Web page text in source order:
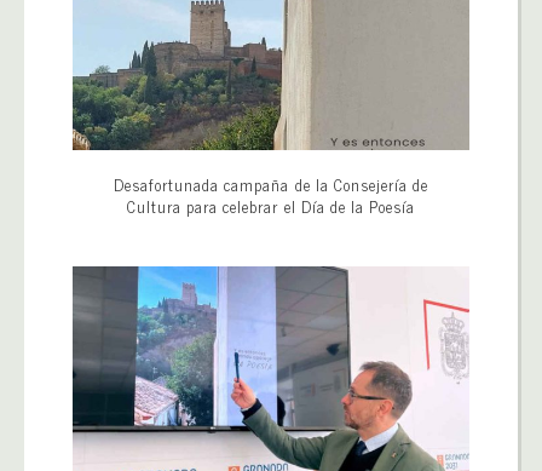
Desafortunada campaña de la Consejería de
Cultura para celebrar el Día de la Poesía